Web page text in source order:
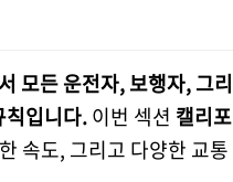
모든 운전자, 보행자, 그
칙입니다.이번 섹션 캘리
속도, 그리고 다양한 교